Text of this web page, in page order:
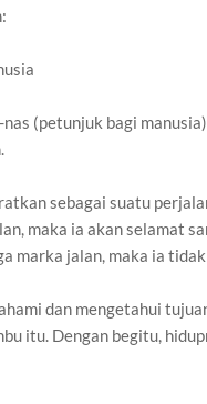
(petunjuk bagi
sebagai suatu
maka ia akan selamat
marka jalan, maka ia
dan mengetahui
itu. Dengan begitu,